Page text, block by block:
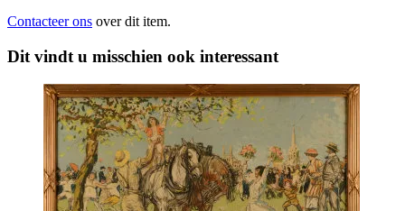
Contacteer ons over dit item.
Dit vindt u misschien ook interessant